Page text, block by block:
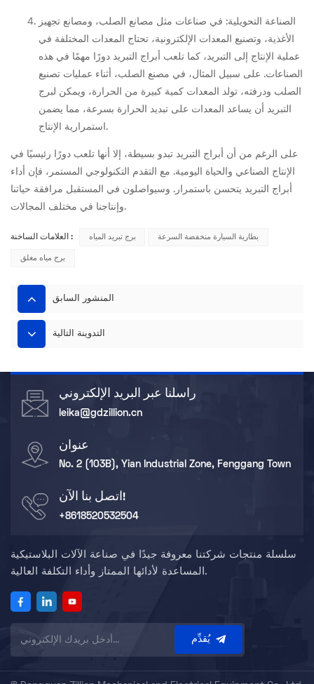
الصناعة التحويلية: في صناعات مثل مصانع الصلب، ومصانع تجهيز
الأغذية، وتصنيع المعدات الإلكترونية، تحتاج المعدات المختلفة في
عملية الإنتاج إلى التبريد، كما تلعب أبراج التبريد دورًا مهمًا في هذه
الصناعات. على سبيل المثال، في مصنع الصلب، أثناء عمليات تصنيع
الصلب ودرفته، تولد المعدات كمية كبيرة من الحرارة، ويمكن لبرج
التبريد أن يساعد المعدات على تبديد الحرارة بسرعة، مما يضمن
استمرارية الإنتاج.
على الرغم من أن أبراج التبريد تبدو بسيطة، إلا أنها تلعب دورًا رئيسيًا في
الإنتاج الصناعي والحياة اليومية. مع التقدم التكنولوجي المستمر، فإن أداء
أبراج التبريد يتحسن باستمرار. وسيواصلون في المستقبل مرافقة حياتنا
وإنتاجنا في مختلف المجالات.
العلامات الساخنة : برج تبريد المياه بطارية السيارة منخفضة السرعة
برج مياه مغلق
المنشور السابق
التدوينة التالية
راسلنا عبر البريد الإلكتروني
leika@gdzillion.cn
عنوان
No. 2 (103B), Yian Industrial Zone, Fenggang Town
اتصل بنا الآن!
+8618520532504
سلسلة منتجات شركتنا معروفة جيدًا في صناعة الآلات البلاستيكية
المساعدة لأدائها الممتاز وأداء التكلفة العالية.
يُقدِّم